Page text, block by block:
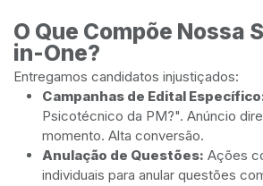
O Que Compõe Nossa
in-One?
Entregamos candidatos injustiçados:
Campanhas de Edital
Psicotécnico da PM?". Anúncio
momento. Alta conversão.
Anulação de Questões: Ações
individuais para anular questões